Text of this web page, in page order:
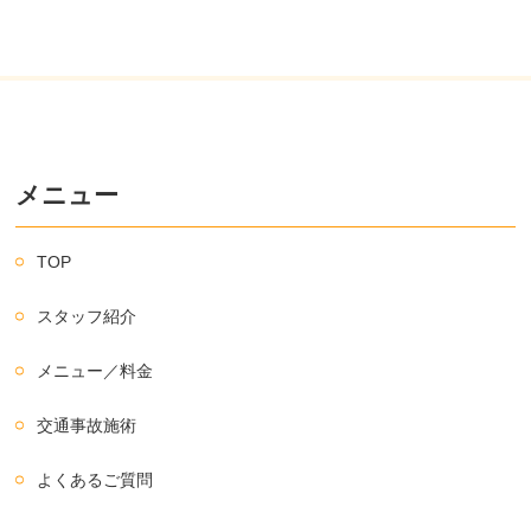
メニュー
TOP
スタッフ紹介
メニュー／料金
交通事故施術
よくあるご質問